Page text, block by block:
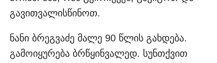
გავითვალისწინოთ.
ნანი ბრეგვაძე მალე 90 წლის გახდება.
გამოიყურება ბრწყინვალედ. სუნთქვით